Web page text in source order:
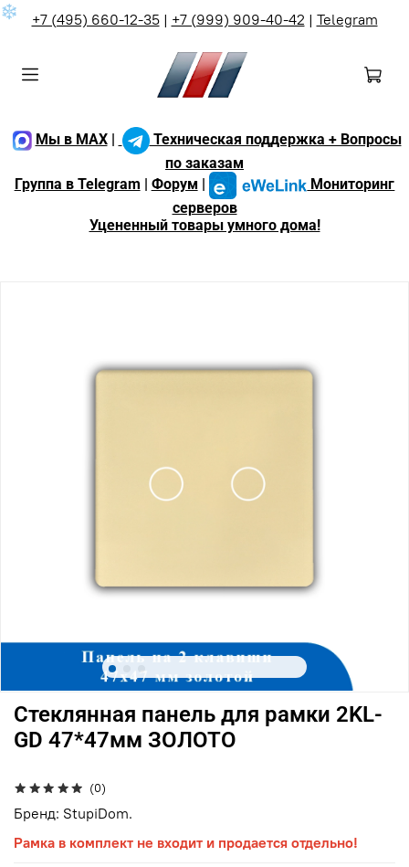
❄ +7 (495) 660-12-35| +7 (999) 909-40-42 | Telegram
Мы в MAX|
Техническая поддержка + Вопросы
по заказам
Группа в Telegram
Форум
Мониторинг
серверов
Уцененный товары умного дома!
(0)
Стеклянная панель для рамки 2KL-
GD 47*47мм ЗОЛОТО
Бренд: StupiDom.
Рамка в комплект не входит и продается отдельно!